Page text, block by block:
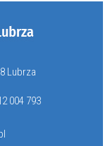
Lubrza
004 793